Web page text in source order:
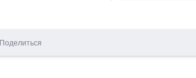
Поделиться